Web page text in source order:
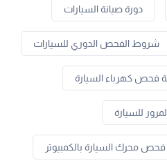
دورة صيانة السيارات
شروط الفحص الدوري للسيارات
فحص كهرباء السيارة
للسيارة
فحص محرك السيارة بالكمبيوتر